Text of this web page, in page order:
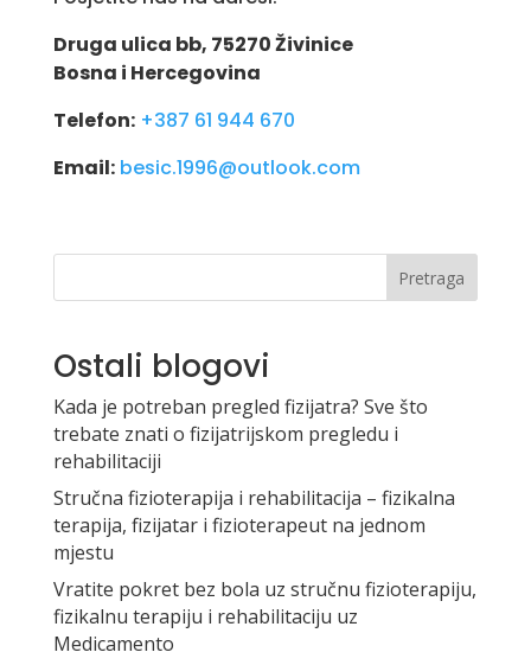
Druga ulica bb, 75270 Živinice
Bosna i Hercegovina
Telefon: +387 61 944 670
Email: besic.1996@outlook.com
Pretraga
Ostali blogovi
Kada je potreban pregled fizijatra? Sve što
trebate znati o fizijatrijskom pregledu i
rehabilitaciji
Stručna fizioterapija i rehabilitacija – fizikalna
terapija, fizijatar i fizioterapeut na jednom
mjestu
Vratite pokret bez bola uz stručnu fizioterapiju,
fizikalnu terapiju i rehabilitaciju uz
Medicamento